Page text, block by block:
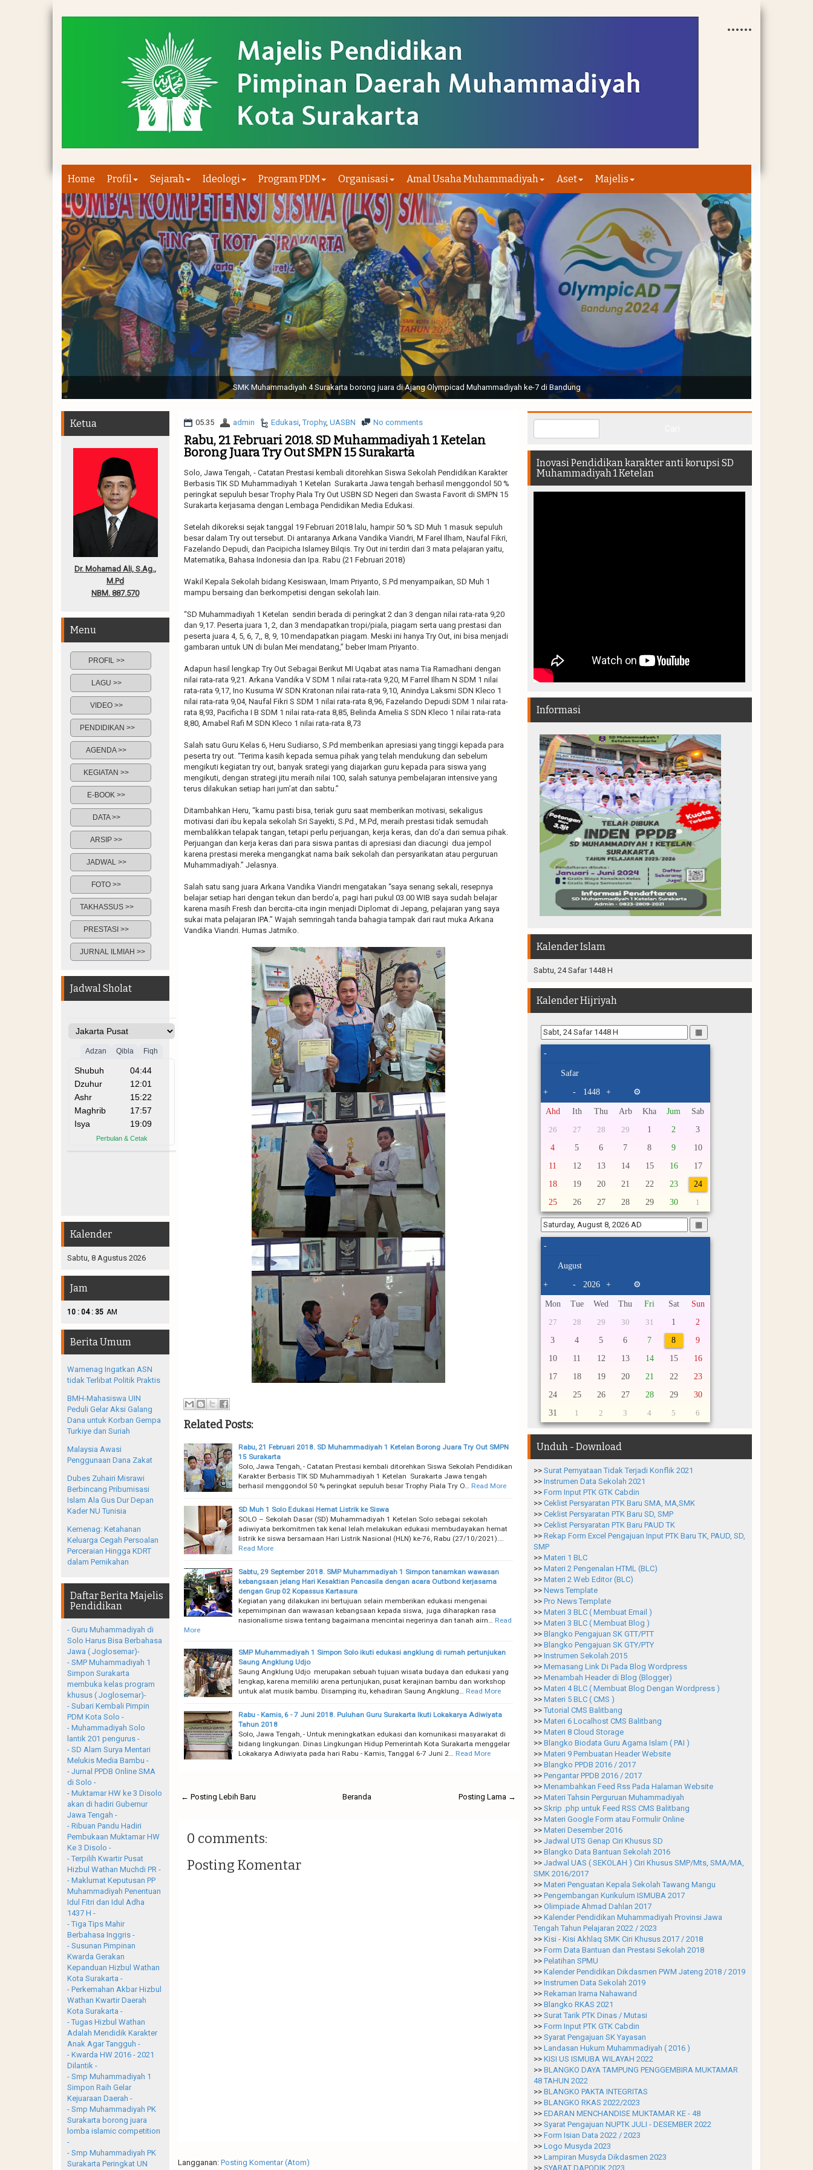
Home Profil Sejarah Ideologi Program PDM Organisasi Amal Usaha Muhammadiyah Aset Majelis
Sabtu, 19 November 2022. (dari kiri) Pertunjukan Tapak Suci Perguruan Muhammadiyah ( TSPM ) di Stadion Manahan Solo || Ir. H. Joko Widodo selaku Presiden RI membuka Acara Muktamar
Muhammadiyah 48 || Pertunjukan bendera dan tari memukau seluruh Muktamar dan Muktamirin yang hadir di dalam stadion
05.35 admin Edukasi,Trophy, UASBN No comments
Rabu, 21 Februari 2018. SD Muhammadiyah 1 Ketelan
Borong Juara Try Out SMPN 15 Surakarta
Solo, Jawa Tengah, - Catatan Prestasi kembali ditorehkan Siswa Sekolah Pendidikan Karakter
Berbasis TIK SD Muhammadiyah 1 Ketelan Surakarta Jawa tengah berhasil menggondol 50 %
peringkat sepuluh besar Trophy Piala Try Out USBN SD Negeri dan Swasta Favorit di SMPN 15
Surakarta kerjasama dengan Lembaga Pendidikan Media Edukasi.
Setelah dikoreksi sejak tanggal 19 Februari 2018 lalu, hampir 50 % SD Muh 1 masuk sepuluh
besar dalam Try out tersebut. Di antaranya Arkana Vandika Viandri, M Farel Ilham, Naufal Fikri,
Fazelando Depudi, dan Pacipicha Islamey Bilqis. Try Out ini terdiri dari 3 mata pelajaran yaitu,
Matematika, Bahasa Indonesia dan Ipa. Rabu (21 Februari 2018)
Wakil Kepala Sekolah bidang Kesiswaan, Imam Priyanto, S.Pd menyampaikan, SD Muh 1
mampu bersaing dan berkompetisi dengan sekolah lain.
“SD Muhammadiyah 1 Ketelan sendiri berada di peringkat 2 dan 3 dengan nilai rata-rata 9,20
dan 9,17. Peserta juara 1, 2, dan 3 mendapatkan tropi/piala, piagam serta uang prestasi dan
peserta juara 4, 5, 6, 7,, 8, 9, 10 mendapatkan piagam. Meski ini hanya Try Out, ini bisa menjadi
gambaran untuk UN di bulan Mei mendatang,” beber Imam Priyanto.
Adapun hasil lengkap Try Out Sebagai Berikut MI Uqabat atas nama Tia Ramadhani dengan
nilai rata-rata 9,21. Arkana Vandika V SDM 1 nilai rata-rata 9,20, M Farrel Ilham N SDM 1 nilai
rata-rata 9,17, Ino Kusuma W SDN Kratonan nilai rata-rata 9,10, Anindya Laksmi SDN Kleco 1
nilai rata-rata 9,04, Naufal Fikri S SDM 1 nilai rata-rata 8,96, Fazelando Depudi SDM 1 nilai rata-
rata 8,93, Pacificha I B SDM 1 nilai rata-rata 8,85, Belinda Amelia S SDN Kleco 1 nilai rata-rata
8,80, Amabel Rafi M SDN Kleco 1 nilai rata-rata 8,73
Salah satu Guru Kelas 6, Heru Sudiarso, S.Pd memberikan apresiasi yang tinggi kepada para
peserta try out. “Terima kasih kepada semua pihak yang telah mendukung dan sebelum
mengikuti kegiatan try out, banyak srategi yang diajarkan guru kepada para siswa yang
mengikuti, dengan strategi jitu meraih nilai 100, salah satunya pembelajaran intensive yang
terus dilakukan setiap hari jum’at dan sabtu.”
Ditambahkan Heru, “kamu pasti bisa, teriak guru saat memberikan motivasi, sekaligus
motivasi dari ibu kepala sekolah Sri Sayekti, S.Pd., M.Pd, meraih prestasi tidak semudah
membalikkan telapak tangan, tetapi perlu perjuangan, kerja keras, dan do’a dari semua pihak.
Perjuangan dan kerja keras dari para siswa pantas di apresiasi dan diacungi dua jempol
karena prestasi mereka mengangkat nama baik sekolah dan persyarikatan atau perguruan
Muhammadiyah.” Jelasnya.
Salah satu sang juara Arkana Vandika Viandri mengatakan “saya senang sekali, resepnya
belajar setiap hari dengan tekun dan berdo’a, pagi hari pukul 03.00 WIB saya sudah belajar
karena masih Fresh dan bercita-cita ingin menjadi Diplomat di Jepang, pelajaran yang saya
sukai mata pelajaran IPA.” Wajah semringah tanda bahagia tampak dari raut muka Arkana
Vandika Viandri. Humas Jatmiko.
Related Posts:
Rabu, 21 Februari 2018. SD Muhammadiyah 1 Ketelan Borong Juara Try Out SMPN
15 Surakarta
Solo, Jawa Tengah, - Catatan Prestasi kembali ditorehkan Siswa Sekolah Pendidikan
Karakter Berbasis TIK SD Muhammadiyah 1 Ketelan Surakarta Jawa tengah
berhasil menggondol 50 % peringkat sepuluh besar Trophy Piala Try O…
Read More
SD Muh 1 Solo Edukasi Hemat Listrik ke Siswa
SOLO – Sekolah Dasar (SD) Muhammadiyah 1 Ketelan Solo sebagai sekolah
adiwiyata berkomitmen tak kenal lelah melakukan edukasi membudayakan hemat
listrik ke siswa bersamaan Hari Listrik Nasional (HLN) ke-76, Rabu (27/10/2021).…
Read More
Sabtu, 29 September 2018. SMP Muhammadiyah 1 Simpon tanamkan wawasan
kebangsaan jelang Hari Kesaktian Pancasila dengan acara Outbond kerjasama
dengan Grup 02 Kopassus Kartasura
Kegiatan yang dilakukan ini bertujuan selain memberikan edukasi mengenai
kepemimpinan dan wawasan kebangsaan kepada siswa, juga diharapkan rasa
nasionalisme siswa tentang bagaimana mencintai negerinya dan tanah airn…
Read
More
SMP Muhammadiyah 1 Simpon Solo ikuti edukasi angklung di rumah pertunjukan
Saung Angklung Udjo
Saung Angklung Udjo merupakan sebuah tujuan wisata budaya dan edukasi yang
lengkap, karena memiliki arena pertunjukan, pusat kerajinan bambu dan workshop
untuk alat musik bambu. Disamping itu, kehadiran Saung Angklung…
Read More
Rabu - Kamis, 6 - 7 Juni 2018. Puluhan Guru Surakarta Ikuti Lokakarya Adiwiyata
Tahun 2018
Solo, Jawa Tengah, - Untuk meningkatkan edukasi dan komunikasi masyarakat di
bidang lingkungan. Dinas Lingkungan Hidup Pemerintah Kota Surakarta menggelar
Lokakarya Adiwiyata pada hari Rabu - Kamis, Tanggal 6-7 Juni 2…
Read More
← Posting Lebih Baru Posting Lama →
Beranda
0 comments:
Posting Komentar
Langganan: Posting Komentar (Atom)
Ketua
Dr. Mohamad Ali, S.Ag.,
M.Pd
NBM. 887.570
Menu
PROFIL >>
LAGU >>
VIDEO >>
PENDIDIKAN >>
AGENDA >>
KEGIATAN >>
E-BOOK >>
DATA >>
ARSIP >>
JADWAL >>
FOTO >>
TAKHASSUS >>
PRESTASI >>
JURNAL ILMIAH >>
Jadwal Sholat
Kalender
Sabtu, 8 Agustus 2026
Jam
10 : 04: 37 AM
Berita Umum
Wamenag Ingatkan ASN
tidak Terlibat Politik Praktis
BMH-Mahasiswa UIN
Peduli Gelar Aksi Galang
Dana untuk Korban Gempa
Turkiye dan Suriah
Malaysia Awasi
Penggunaan Dana Zakat
Dubes Zuhairi Misrawi
Berbincang Pribumisasi
Islam Ala Gus Dur Depan
Kader NU Tunisia
Kemenag: Ketahanan
Keluarga Cegah Persoalan
Perceraian Hingga KDRT
dalam Pernikahan
Daftar Berita Majelis
Pendidikan
- Guru Muhammadiyah di
Solo Harus Bisa Berbahasa
Jawa ( Joglosemar)-
- SMP Muhammadiyah 1
Simpon Surakarta
membuka kelas program
khusus ( Joglosemar)-
- Subari Kembali Pimpin
PDM Kota Solo -
- Muhammadiyah Solo
lantik 201 pengurus -
- SD Alam Surya Mentari
Melukis Media Bambu -
- Jurnal PPDB Online SMA
di Solo -
- Muktamar HW ke 3 Disolo
akan di hadiri Gubernur
Jawa Tengah -
- Ribuan Pandu Hadiri
Pembukaan Muktamar HW
Ke 3 Disolo -
- Terpilih Kwartir Pusat
Hizbul Wathan Muchdi PR -
- Maklumat Keputusan PP
Muhammadiyah Penentuan
Idul Fitri dan Idul Adha
1437 H -
- Tiga Tips Mahir
Berbahasa Inggris -
- Susunan Pimpinan
Kwarda Gerakan
Kepanduan Hizbul Wathan
Kota Surakarta -
- Perkemahan Akbar Hizbul
Wathan Kwartir Daerah
Kota Surakarta -
- Tugas Hizbul Wathan
Adalah Mendidik Karakter
Anak Agar Tangguh -
- Kwarda HW 2016 - 2021
Dilantik -
- Smp Muhammadiyah 1
Simpon Raih Gelar
Kejuaraan Daerah -
- Smp Muhammadiyah PK
Surakarta borong juara
lomba islamic competition
-
- Smp Muhammadiyah PK
Surakarta Peringkat UN
Inovasi Pendidikan karakter anti korupsi SD
Muhammadiyah 1 Ketelan
Informasi
Kalender Islam
Sabtu, 24 Safar 1448 H
Kalender Hijriyah
▦
-
+ - + ⚙
Ahd Ith Thu Arb Kha Jum Sab
26 27 28 29 1 2
3
4
5 6 7 8 9
10
11
12 13 14 15 16
17
18
19 20 21 22 23
24
25
26 27 28 29 30 1
▦
-
+ - + ⚙
Mon Tue Wed Thu Fri Sat Sun
27 28 29 30 31 1
2
3
4 5 6 7 8
9
10
11 12 13 14 15
16
17
18 19 20 21 22
23
24
25 26 27 28 29
30
31
1 2 3 4 5 6
Unduh - Download
>> Surat Pernyataan Tidak Terjadi Konflik 2021
>> Instrumen Data Sekolah 2021
>> Form Input PTK GTK Cabdin
>> Ceklist Persyaratan PTK Baru SMA, MA,SMK
>> Ceklist Persyaratan PTK Baru SD, SMP
>> Ceklist Persyaratan PTK Baru PAUD TK
>> Rekap Form Excel Pengajuan Input PTK Baru TK, PAUD, SD,
SMP
>> Materi 1 BLC
>> Materi 2 Pengenalan HTML (BLC)
>> Materi 2 Web Editor (BLC)
>> News Template
>> Pro News Template
>> Materi 3 BLC ( Membuat Email )
>> Materi 3 BLC ( Membuat Blog )
>> Blangko Pengajuan SK GTT/PTT
>> Blangko Pengajuan SK GTY/PTY
>> Instrumen Sekolah 2015
>> Memasang Link Di Pada Blog Wordpress
>> Menambah Header di Blog (Blogger)
>> Materi 4 BLC ( Membuat Blog Dengan Wordpress )
>> Materi 5 BLC ( CMS )
>> Tutorial CMS Balitbang
>> Materi 6 Localhost CMS Balitbang
>> Materi 8 Cloud Storage
>> Blangko Biodata Guru Agama Islam ( PAI )
>> Materi 9 Pembuatan Header Website
>> Blangko PPDB 2016 / 2017
>> Pengantar PPDB 2016 / 2017
>> Menambahkan Feed Rss Pada Halaman Website
>> Materi Tahsin Perguruan Muhammadiyah
>> Skrip .php untuk Feed RSS CMS Balitbang
>> Materi Google Form atau Formulir Online
>> Materi Desember 2016
>> Jadwal UTS Genap Ciri Khusus SD
>> Blangko Data Bantuan Sekolah 2016
>> Jadwal UAS ( SEKOLAH ) Ciri Khusus SMP/Mts, SMA/MA,
SMK 2016/2017
>> Materi Penguatan Kepala Sekolah Tawang Mangu
>> Pengembangan Kurikulum ISMUBA 2017
>> Olimpiade Ahmad Dahlan 2017
>> Kalender Pendidikan Muhammadiyah Provinsi Jawa
Tengah Tahun Pelajaran 2022 / 2023
>> Kisi - Kisi Akhlaq SMK Ciri Khusus 2017 / 2018
>> Form Data Bantuan dan Prestasi Sekolah 2018
>> Pelatihan SPMU
>> Kalender Pendidikan Dikdasmen PWM Jateng 2018 / 2019
>> Instrumen Data Sekolah 2019
>> Rekaman Irama Nahawand
>> Blangko RKAS 2021
>> Surat Tarik PTK Dinas / Mutasi
>> Form Input PTK GTK Cabdin
>> Syarat Pengajuan SK Yayasan
>> Landasan Hukum Muhammadiyah ( 2016 )
>> KISI US ISMUBA WILAYAH 2022
>> BLANGKO DAYA TAMPUNG PENGGEMBIRA MUKTAMAR
48 TAHUN 2022
>> BLANGKO PAKTA INTEGRITAS
>> BLANGKO RKAS 2022/2023
>> EDARAN MENCHANDISE MUKTAMAR KE - 48
>> Syarat Pengajuan NUPTK JULI - DESEMBER 2022
>> Form Isian Data 2022 / 2023
>> Logo Musyda 2023
>> Lampiran Musyda Dikdasmen 2023
>> SYARAT DAPODIK 2023